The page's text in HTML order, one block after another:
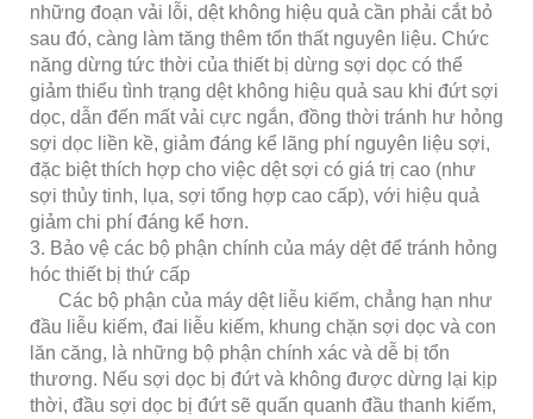
những đoạn vải lỗi, dệt không hiệu quả cần phải cắt bỏ
sau đó, càng làm tăng thêm tổn thất nguyên liệu. Chức
năng dừng tức thời của thiết bị dừng sợi dọc có thể
giảm thiểu tình trạng dệt không hiệu quả sau khi đứt sợi
dọc, dẫn đến mất vải cực ngắn, đồng thời tránh hư hỏng
sợi dọc liền kề, giảm đáng kể lãng phí nguyên liệu sợi,
đặc biệt thích hợp cho việc dệt sợi có giá trị cao (như
sợi thủy tinh, lụa, sợi tổng hợp cao cấp), với hiệu quả
giảm chi phí đáng kể hơn.
3. Bảo vệ các bộ phận chính của máy dệt để tránh hỏng
hóc thiết bị thứ cấp
Các bộ phận của máy dệt liễu kiếm, chẳng hạn như
đầu liễu kiếm, đai liễu kiếm, khung chặn sợi dọc và con
lăn căng, là những bộ phận chính xác và dễ bị tổn
thương. Nếu sợi dọc bị đứt và không được dừng lại kịp
thời, đầu sợi dọc bị đứt sẽ quấn quanh đầu thanh kiếm,